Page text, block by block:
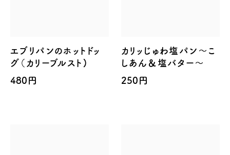
エブリパンのホットドッ
グ（カリーブルスト)
480円
カリッじゅわ塩パン～こ
しあん＆塩バター～
250円